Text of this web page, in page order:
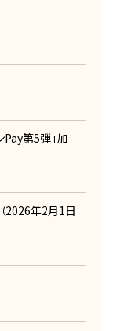
Pay第5弾」加
2026年2月1日